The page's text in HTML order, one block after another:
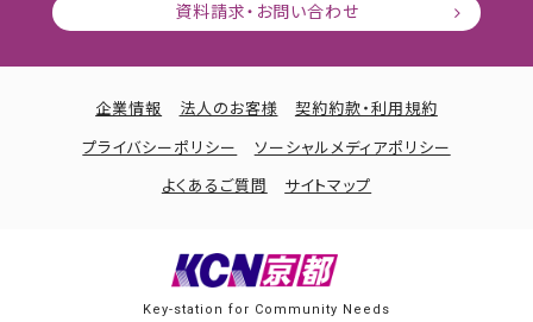
資料請求・お問い合わせ
企業情報 法人のお客様 契約約款・利用規約
プライバシーポリシー ソーシャルメディアポリシー
よくあるご質問 サイトマップ
Key-station for Community Needs